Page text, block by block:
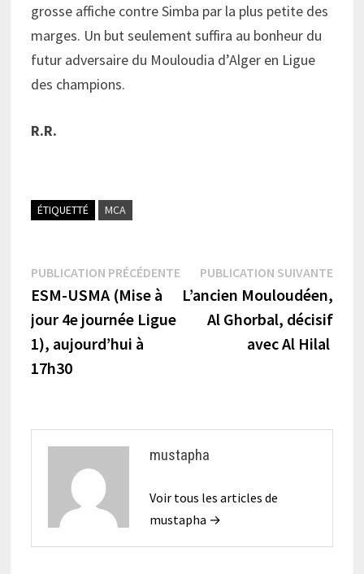
grosse affiche contre Simba par la plus petite des
marges. Un but seulement suffira au bonheur du
futur adversaire du Mouloudia d’Alger en Ligue
des champions.
R.R.
ÉTIQUETTÉ MCA
Navigation
de
l’article
PUBLICATION PRÉCÉDENTEPublication
précédente :
ESM-USMA (Mise à
jour 4e journée Ligue
1), aujourd’hui à
17h30
PUBLICATION SUIVANTE
L’ancien Mouloudéen,
Al Ghorbal, décisif
avec Al Hilal
mustapha
Voir tous les articles de
mustapha →